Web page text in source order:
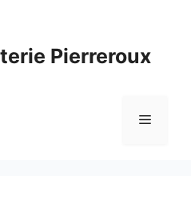
Pierreroux
Menu